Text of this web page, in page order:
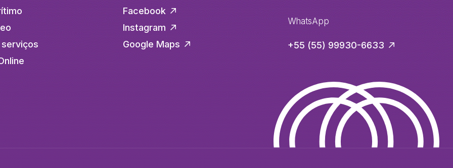
Facebook
Instagram
Google Maps
WhatsApp
+55 (55) 99930-6633